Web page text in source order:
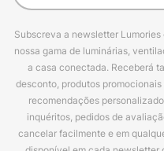
Subscreva a newsletter
nossa gama de luminárias,
a casa conectada. Receberá
desconto, produtos
recomendações
inquéritos, pedidos de
cancelar facilmente e em